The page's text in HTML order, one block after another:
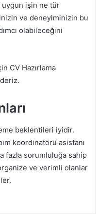
uygun işin ne tür
ve deneyiminizin bu
olabileceğini
CV Hazırlama
beklentileri iyidir.
koordinatörü asistanı
fazla sorumluluğa sahip
ve verimli olanlar